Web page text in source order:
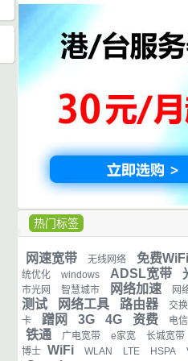
热门标签
网速宽带 无线网络 免费WiFi
统优化
windows ADSL宽带
市光网
智慧城市 网络加速 网
测试
网络工具 路由器 交
卡
蹭网 3G 4G 资费 电信
铁通 广电宽带 e家宽 长城宽带
博士 WiFi WLAN LTE HSPA